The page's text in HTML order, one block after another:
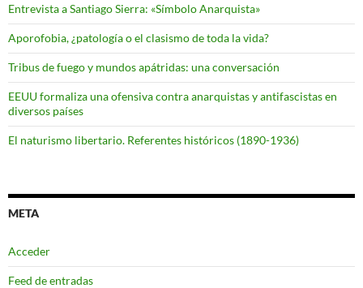
Entrevista a Santiago Sierra: «Símbolo Anarquista»
Aporofobia, ¿patología o el clasismo de toda la vida?
Tribus de fuego y mundos apátridas: una conversación
EEUU formaliza una ofensiva contra anarquistas y antifascistas en
diversos países
El naturismo libertario. Referentes históricos (1890-1936)
META
Acceder
Feed de entradas